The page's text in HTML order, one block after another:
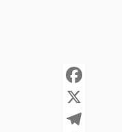
Facebook
X